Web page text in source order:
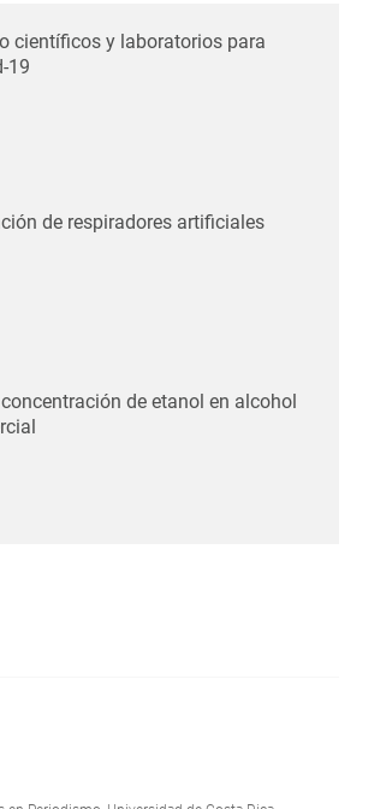
científicos y laboratorios para
19
de respiradores artificiales
de etanol en alcohol